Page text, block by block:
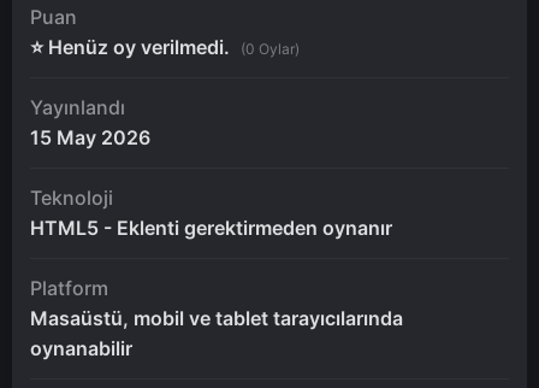
Puan
⭐ Henüz oy verilmedi.
(0 Oylar)
Yayınlandı
15 May 2026
Teknoloji
HTML5 - Eklenti gerektirmeden oynanır
Platform
Masaüstü, mobil ve tablet tarayıcılarında
oynanabilir